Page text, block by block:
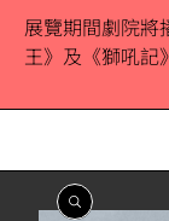
展覽期間劇院將
王》及《獅吼記
開
開
開
開
開
開